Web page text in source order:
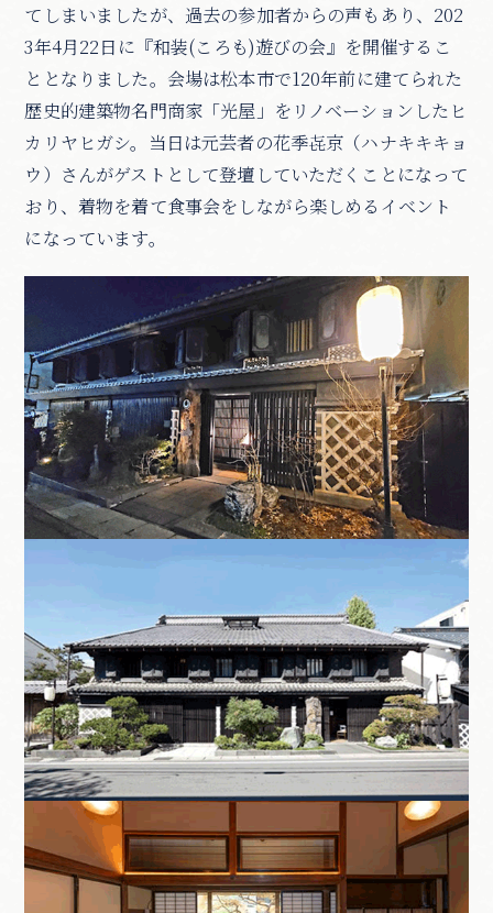
てしまいましたが、過去の参加者からの声もあり、202
3年4月22日に『和装(ころも)遊びの会』を開催するこ
ととなりました。会場は松本市で120年前に建てられた
歴史的建築物名門商家「光屋」をリノベーションしたヒ
カリヤヒガシ。当日は元芸者の花季㐂京（ハナキキキョ
ウ）さんがゲストとして登壇していただくことになって
おり、着物を着て食事会をしながら楽しめるイベント
になっています。